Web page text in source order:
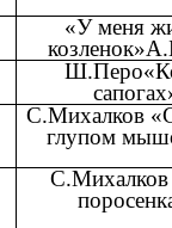
«У меня
С.Михалков
глупом